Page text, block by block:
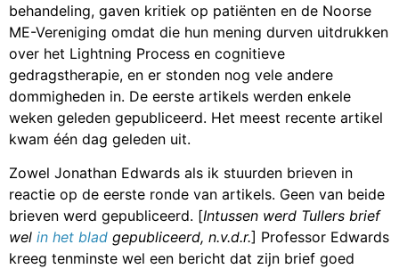
behandeling, gaven kritiek op patiënten en de Noorse
ME-Vereniging omdat die hun mening durven uitdrukken
over het Lightning Process en cognitieve
gedragstherapie, en er stonden nog vele andere
dommigheden in. De eerste artikels werden enkele
weken geleden gepubliceerd. Het meest recente artikel
kwam één dag geleden uit.
Zowel Jonathan Edwards als ik stuurden brieven in
reactie op de eerste ronde van artikels. Geen van beide
brieven werd gepubliceerd. [Intussen werd Tullers brief
wel in het blad gepubliceerd, n.v.d.r.] Professor Edwards
kreeg tenminste wel een bericht dat zijn brief goed